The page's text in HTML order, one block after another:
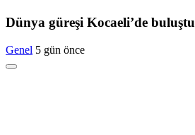
Dünya güreşi Kocaeli’de buluştu
Genel 5 gün önce